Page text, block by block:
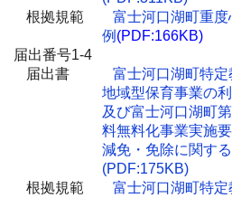
根拠規範 富士河口湖町重
例 (PDF:166KB)
届出番号1-4
届出書 富士河口湖町特
地域型保育事業の
及び富士河口湖町
料無料化事業実施
減免・免除に関す
(PDF:175KB)
根拠規範 富士河口湖町特